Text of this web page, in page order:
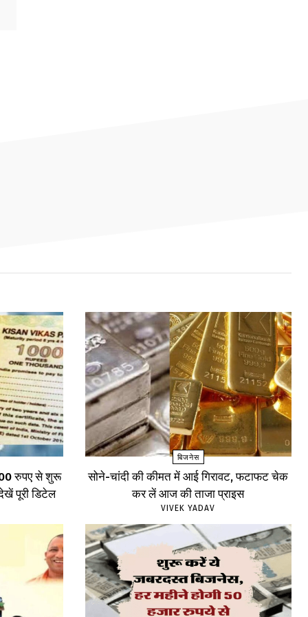
रुपए से शुरू
पूरी डिटेल
बिजनेस
सोने-चांदी की कीमत में आई गिरावट, फटाफट चेक
कर लें आज की ताजा प्राइस
VIVEK YADAV